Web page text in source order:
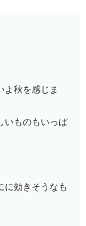
よ秋を感じま
いものもいっぱ
に効きそうなも